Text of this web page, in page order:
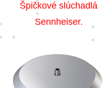
Špičkové slúchadlá
Sennheiser.